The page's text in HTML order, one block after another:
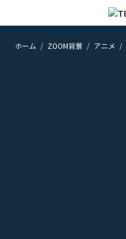
ホーム ZOOM背景 アニメ